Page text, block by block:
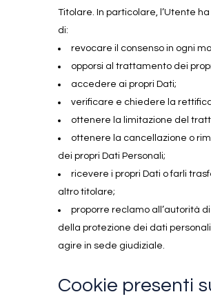
Titolare. In particolare, l’Utente
di:
revocare il consenso in ogni
opporsi al trattamento dei
accedere ai propri Dati;
verificare e chiedere la
ottenere la limitazione del
ottenere la cancellazione o
dei propri Dati Personali;
ricevere i propri Dati o farli
altro titolare;
proporre reclamo all’autorità
della protezione dei dati
agire in sede giudiziale.
Cookie presenti